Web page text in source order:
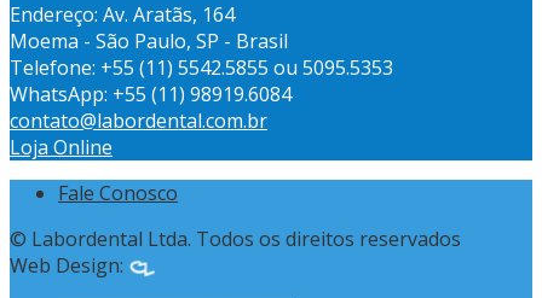
Endereço: Av. Aratãs, 164
Moema - São Paulo, SP - Brasil
Telefone: +55 (11) 5542.5855 ou 5095.5353
WhatsApp: +55 (11) 98919.6084
contato@labordental.com.br
Loja Online
Fale Conosco
© Labordental Ltda. Todos os direitos reservados
Web Design: